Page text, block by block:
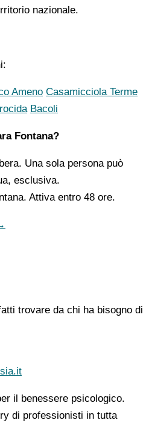
nazionale.
Ameno Casamicciola Terme
Bacoli
Fontana?
Una sola persona può
esclusiva.
Attiva entro 48 ore.
trovare da chi ha bisogno di
il benessere psicologico.
di professionisti in tutta